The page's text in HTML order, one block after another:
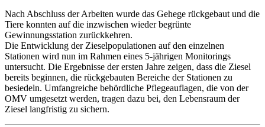
Nach Abschluss der Arbeiten wurde das Gehege rückgebaut und die
Tiere konnten auf die inzwischen wieder begrünte
Gewinnungsstation zurückkehren.
Die Entwicklung der Zieselpopulationen auf den einzelnen
Stationen wird nun im Rahmen eines 5-jährigen Monitorings
untersucht. Die Ergebnisse der ersten Jahre zeigen, dass die Ziesel
bereits beginnen, die rückgebauten Bereiche der Stationen zu
besiedeln. Umfangreiche behördliche Pflegeauflagen, die von der
OMV umgesetzt werden, tragen dazu bei, den Lebensraum der
Ziesel langfristig zu sichern.